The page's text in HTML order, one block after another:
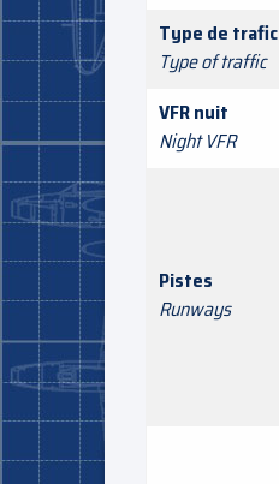
Type de trafic
Type of traffic
VFR nuit
Night VFR
Pistes
Runways